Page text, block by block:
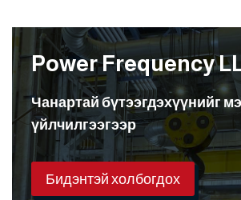
Power Frequency
Чанартай бүтээгдэхүүнийг
үйлчилгээгээр
Бидэнтэй холбогдох